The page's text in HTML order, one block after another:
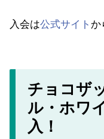
入会は公式サイト か
チョコザ
ル・ホワ
入！